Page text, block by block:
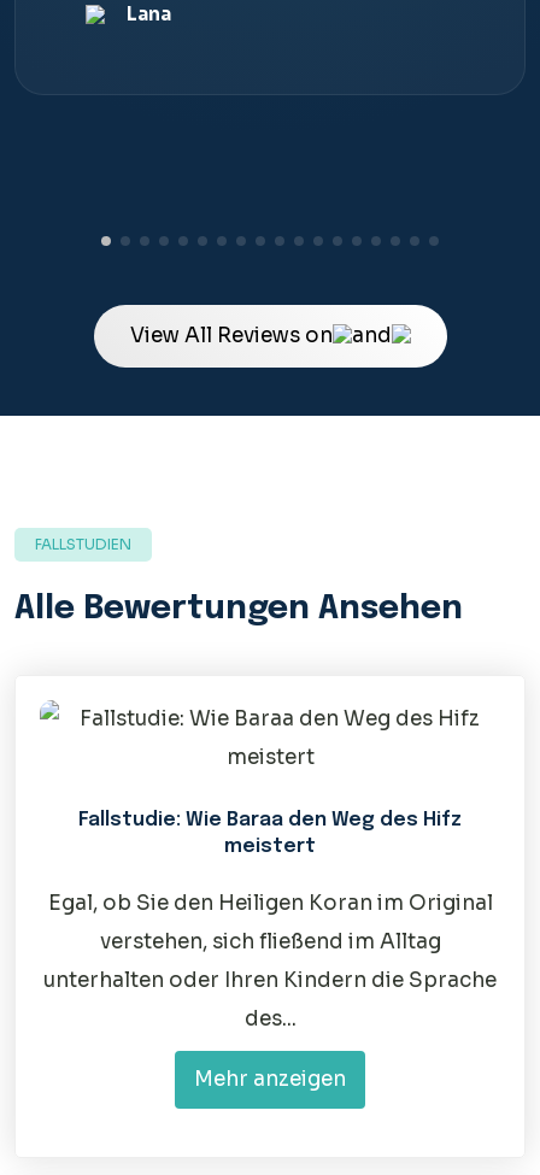
Lana
View All Reviews on and
FALLSTUDIEN
Alle Bewertungen Ansehen
Fallstudie: Wie Baraa den Weg des Hifz
meistert
Egal, ob Sie den Heiligen Koran im Original
verstehen, sich fließend im Alltag
unterhalten oder Ihren Kindern die Sprache
des...
Mehr anzeigen